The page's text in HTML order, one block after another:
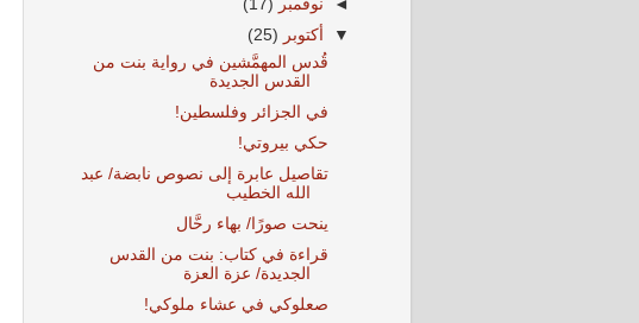
◄ نوفمبر (17)
▼
أكتوبر (25)
قُدس المهمَّشين في رواية بنت من
القدس الجديدة
في الجزائر وفلسطين!
حكي بيروتي!
تقاصيل عابرة إلى نصوص نابضة/ عبد
الله الخطيب
ينحت صورًا/ بهاء رحَّال
قراءة في كتاب: بنت من القدس
الجديدة/ عزة العزة
صعلوكي في عشاء ملوكي!